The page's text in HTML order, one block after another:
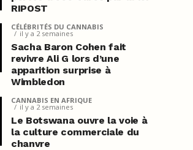
RIPOST
CÉLÉBRITÉS DU CANNABIS
il y a 2 semaines
Sacha Baron Cohen fait
revivre Ali G lors d’une
apparition surprise à
Wimbledon
CANNABIS EN AFRIQUE
il y a 2 semaines
Le Botswana ouvre la voie à
la culture commerciale du
chanvre